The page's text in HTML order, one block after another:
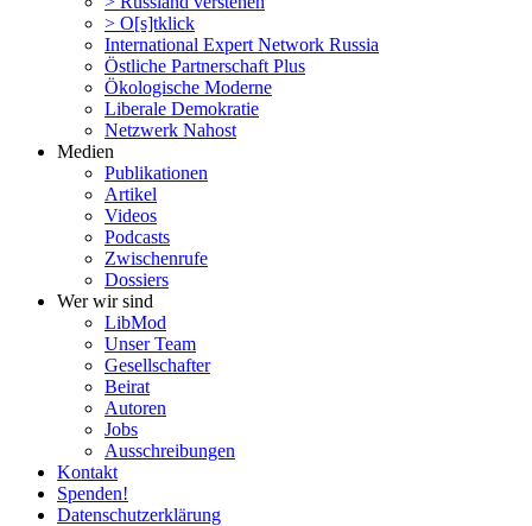
> O[s]tklick
Inter­na­tional Expert Network Russia
Östliche Partner­schaft Plus
Ökolo­gische Moderne
Liberale Demokratie
Netzwerk Nahost
Medien
Publi­ka­tionen
Artikel
Videos
Podcasts
Zwischenrufe
Dossiers
Wer wir sind
LibMod
Unser Team
Gesell­schafter
Beirat
Autoren
Jobs
Ausschrei­bungen
Kontakt
Spenden!
Daten­schutz­er­klärung